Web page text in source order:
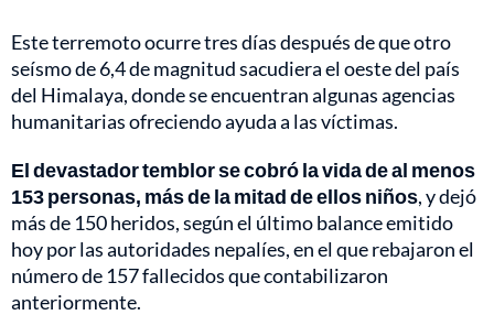
Este terremoto ocurre tres días después de que otro
seísmo de 6,4 de magnitud sacudiera el oeste del país
del Himalaya, donde se encuentran algunas agencias
humanitarias ofreciendo ayuda a las víctimas.
El devastador temblor se cobró la vida de al menos
153 personas, más de la mitad de ellos niños, y dejó
más de 150 heridos, según el último balance emitido
hoy por las autoridades nepalíes, en el que rebajaron el
número de 157 fallecidos que contabilizaron
anteriormente.